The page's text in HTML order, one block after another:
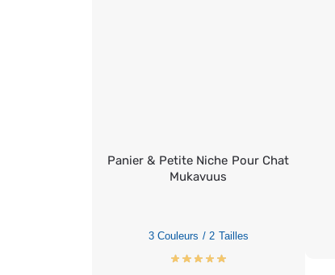
Panier & Petite Niche Pour Chat
Mukavuus
3 Couleurs / 2 Tailles